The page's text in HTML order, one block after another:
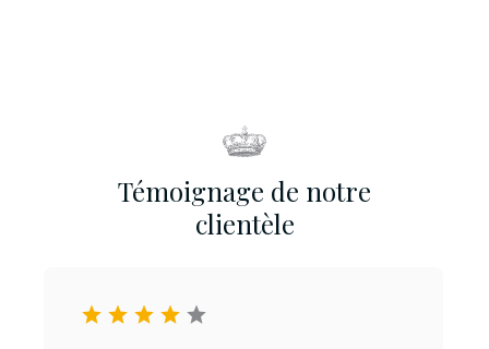
Témoignage de notre
clientèle
star star star star star